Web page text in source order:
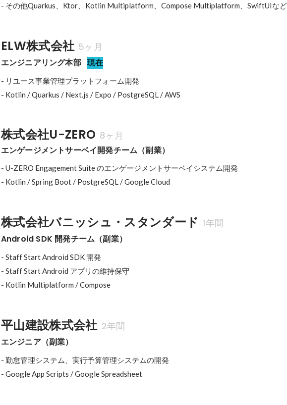
- その他Quarkus、Ktor、Kotlin Multiplatform、Compose Multiplatform、SwiftUIなど
ELW株式会社 5ヶ月
エンジニアリング本部 現在
- リユース事業管理プラットフォーム開発
- Kotlin / Quarkus / Next.js / Expo / PostgreSQL / AWS
株式会社U-ZERO 8ヶ月
エンゲージメントサーベイ開発チーム（副業）
- U-ZERO Engagement Suite のエンゲージメントサーベイシステム開発
- Kotlin / Spring Boot / PostgreSQL / Google Cloud
株式会社バニッシュ・スタンダード 1年間
Android SDK 開発チーム（副業）
- Staff Start Android SDK 開発
- Staff Start Android アプリの維持保守
- Kotlin Multiplatform / Compose
平山建設株式会社 2年間
エンジニア（副業）
- 勤怠管理システム、実行予算管理システムの開発
- Google App Scripts / Google Spreadsheet